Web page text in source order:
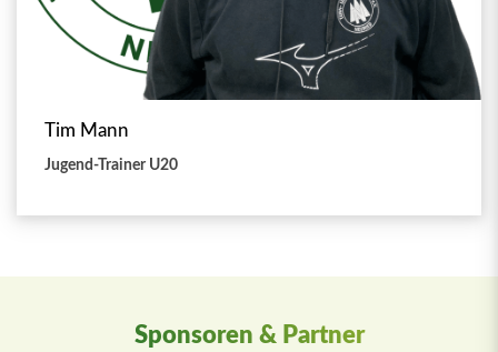
Tim Mann
Jugend-Trainer U20
Sponsoren & Partner